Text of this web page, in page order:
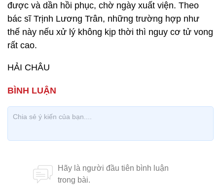
được và dần hồi phục, chờ ngày xuất viện. Theo
bác sĩ Trịnh Lương Trân, những trường hợp như
thế này nếu xử lý không kịp thời thì nguy cơ tử vong
rất cao.
HẢI CHÂU